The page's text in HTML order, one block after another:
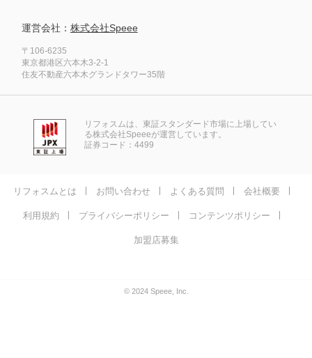
運営会社： 株式会社Speee
〒106-6235
東京都港区六本木3-2-1
住友不動産六本木グランドタワー35階
リフォスムは、東証スタンダード市場に上場してい
る株式会社Speeeが運営しています。
証券コード：4499
リフォスムとは お問い合わせ よくある質問 会社概要
利用規約 プライバシーポリシー コンテンツポリシー
加盟店募集
© 2024 Speee, Inc.